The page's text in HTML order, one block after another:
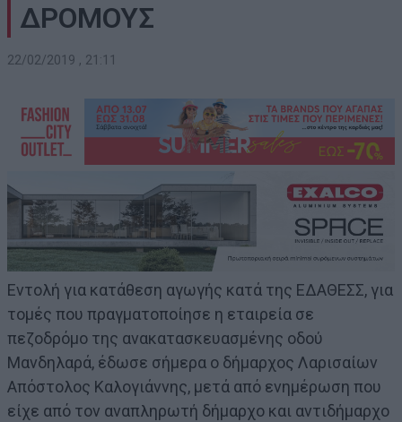
ΔΡΟΜΟΥΣ
22/02/2019 , 21:11
Εντολή για κατάθεση αγωγής κατά της ΕΔΑΘΕΣΣ, για
τομές που πραγματοποίησε η εταιρεία σε
πεζοδρόμο της ανακατασκευασμένης οδού
Μανδηλαρά, έδωσε σήμερα ο δήμαρχος Λαρισαίων
Απόστολος Καλογιάννης, μετά από ενημέρωση που
είχε από τον αναπληρωτή δήμαρχο και αντιδήμαρχο